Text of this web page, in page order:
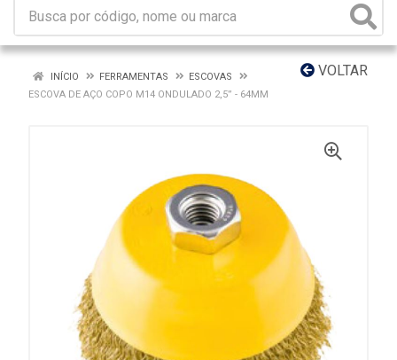
VOLTAR
INÍCIO FERRAMENTAS
ESCOVAS
ESCOVA DE AÇO COPO M14 ONDULADO 2,5” - 64MM